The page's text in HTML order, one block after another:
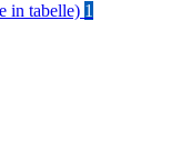
in tabelle) 1